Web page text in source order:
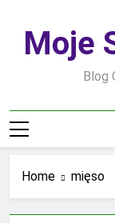
contentMoje
Blog
Home mięso